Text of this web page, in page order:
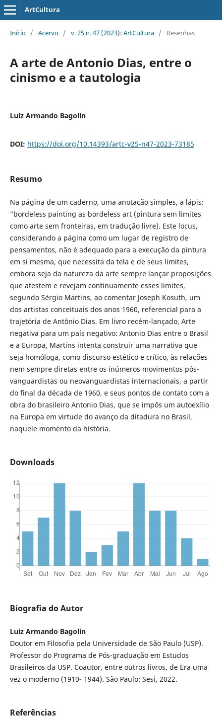
ArtCultura
Início / Acervo / v. 25 n. 47 (2023): ArtCultura / Resenhas
A arte de Antonio Dias, entre o
cinismo e a tautologia
Luiz Armando Bagolin
DOI: https://doi.org/10.14393/artc-v25-n47-2023-73185
Resumo
Na página de um caderno, uma anotação simples, a lápis:
“bordeless painting as bordeless art (pintura sem limites
como arte sem fronteiras, em tradução livre). Este locus,
considerando a página como um lugar de registro de
pensamentos, não é adequado para a execução da pintura
em si mesma, que necessita da tela e de seus limites,
embora seja da natureza da arte sempre lançar proposições
que atestem e revejam continuamente esses limites,
segundo Sérgio Martins, ao comentar Joseph Kosuth, um
dos artistas conceituais dos anos 1960, referencial para a
trajetória de Antônio Dias. Em livro recém-lançado, Arte
negativa para um país negativo: Antonio Dias entre o Brasil
e a Europa, Martins intenta construir uma narrativa que
seja homóloga, como discurso estético e crítico, às relações
nem sempre diretas entre os inúmeros movimentos pós-
vanguardistas ou neovanguardistas internacionais, a partir
do final da década de 1960, e seus pontos de contato com a
obra do brasileiro Antonio Dias, que se impôs um autoexílio
na Europa em virtude do avanço da ditadura no Brasil,
naquele momento da história.
Downloads
Biografia do Autor
Luiz Armando Bagolin
Doutor em Filosofia pela Universidade de São Paulo (USP).
Professor do Programa de Pós-graduação em Estudos
Brasileiros da USP. Coautor, entre outros livros, de Era uma
vez o moderno (1910- 1944). São Paulo: Sesi, 2022.
Referências